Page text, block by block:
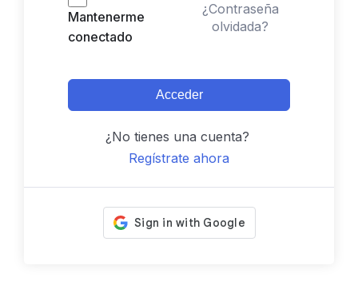
Mantenerme
conectado
¿Contraseña
olvidada?
Acceder
¿No tienes una cuenta?
Regístrate ahora